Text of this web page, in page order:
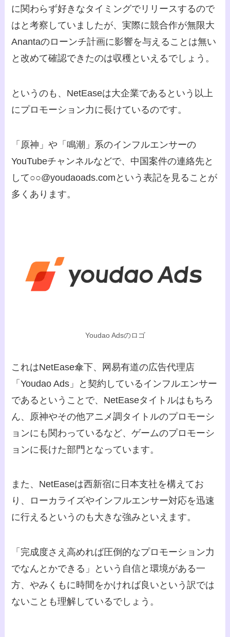
に関わらず好きなタイミングでリリースするので
はと考察していましたが、実際に競合作が無限大
Anantaのローンチ計画に影響を与えることは無い
と改めて確認できたのは収穫といえるでしょう。
というのも、NetEaseは大企業であるという以上
にプロモーション力に長けているのです。
「原神」や「鳴潮」系のインフルエンサーの
YouTubeチャンネルなどで、中国案件の連絡先と
して○○@youdaoads.comという表記を見ることが
多くあります。
Youdao Adsのロゴ
これはNetEase傘下、网易有道の広告代理店
「Youdao Ads」と契約しているインフルエンサー
であるということで、NetEaseタイトルはもちろ
ん、原神やその他アニメ調タイトルのプロモーシ
ョンにも関わっているなど、ゲームのプロモーシ
ョンに長けた部門となっています。
また、NetEaseは西新宿に日本支社を構えてお
り、ローカライズやインフルエンサー対応を迅速
に行えるというのも大きな強みといえます。
「完成度さえ高めれば圧倒的なプロモーション力
でなんとかできる」という自信と環境がある一
方、やみくもに時間をかければ良いという訳では
ないことも理解しているでしょう。